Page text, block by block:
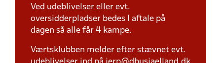
Ved udeblivelser eller evt.
oversidderpladser bedes I aftale på
dagen så alle får 4 kampe.
Værtsklubben melder efter stævnet evt.